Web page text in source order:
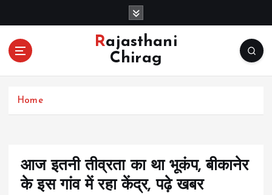
o
Rajasthani
Chirag
Home
आज इतनी तीव्रता का था भूकंप, बीकानेर
के इस गांव में रहा केंद्र, पढ़े खबर